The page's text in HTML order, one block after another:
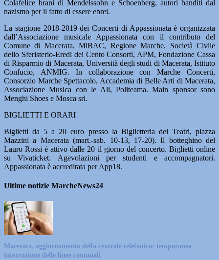
Colafelice brani di Mendelssohn e Schoenberg, autori banditi dal
nazismo per il fatto di essere ebrei.
La stagione 2018-2019 dei Concerti di Appassionata è organizzata
dall’Associazione musicale Appassionata con il contributo del
Comune di Macerata, MiBAC, Regione Marche, Società Civile
dello Sferisterio-Eredi dei Cento Consorti, APM, Fondazione Cassa
di Risparmio di Macerata, Università degli studi di Macerata, Istituto
Confucio, ANMIG. In collaborazione con Marche Concerti,
Consorzio Marche Spettacolo, Accademia di Belle Arti di Macerata,
Associazione Musica con le Ali, Politeama. Main sponsor sono
Menghi Shoes e Mosca srl.
BIGLIETTI E ORARI
Biglietti da 5 a 20 euro presso la Biglietteria dei Teatri, piazza
Mazzini a Macerata (mart.-sab. 10-13, 17-20). Il botteghino del
Lauro Rossi è attivo dalle 20 il giorno del concerto. Biglietti online
su Vivaticket. Agevolazioni per studenti e accompagnatori.
Appassionata è accreditata per App18.
Ultime notizie MarcheNews24
Macerata, aggiornamento della centrale telefonica: temporanea
interruzione delle linee comunali